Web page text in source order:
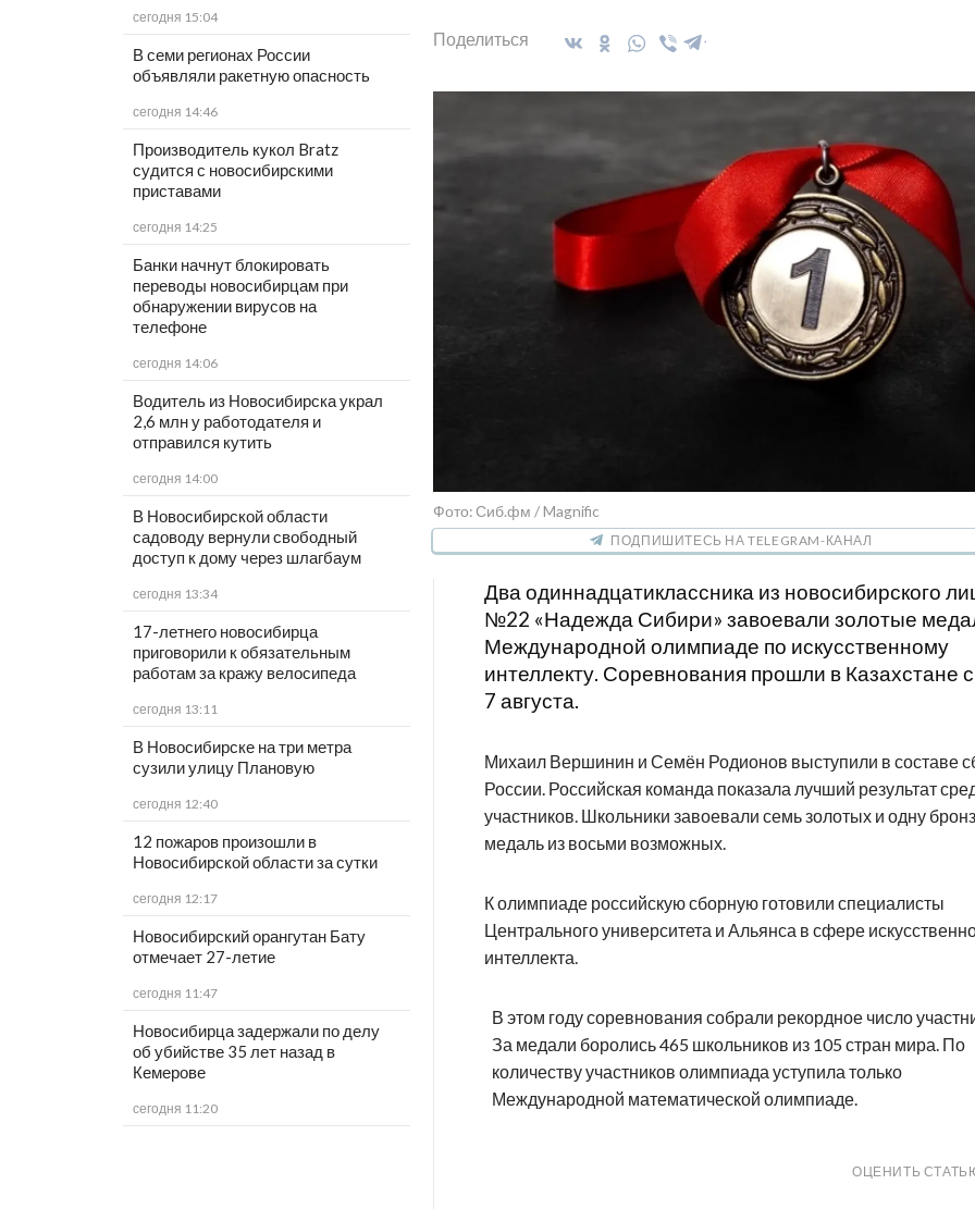
сегодня 15:04
В семи регионах России
объявляли ракетную опасность
сегодня 14:46
Производитель кукол Bratz
судится с новосибирскими
приставами
сегодня 14:25
Банки начнут блокировать
переводы новосибирцам при
обнаружении вирусов на
телефоне
сегодня 14:06
Водитель из Новосибирска украл
2,6 млн у работодателя и
отправился кутить
сегодня 14:00
В Новосибирской области
садоводу вернули свободный
доступ к дому через шлагбаум
сегодня 13:34
17-летнего новосибирца
приговорили к обязательным
работам за кражу велосипеда
сегодня 13:11
В Новосибирске на три метра
сузили улицу Плановую
сегодня 12:40
12 пожаров произошли в
Новосибирской области за сутки
сегодня 12:17
Новосибирский орангутан Бату
отмечает 27-летие
сегодня 11:47
Новосибирца задержали по делу
об убийстве 35 лет назад в
Кемерове
сегодня 11:20
Поделиться
Фото: Сиб.фм / Magnific
ПОДПИШИТЕСЬ НА TELEGRAM-КАНАЛ
Два одиннадцатиклассника из новосибирского
№22 «Надежда Сибири» завоевали золотые
Международной олимпиаде по искусственному
интеллекту. Соревнования прошли в Казахстане
7 августа.
Михаил Вершинин и Семён Родионов выступили в составе
России. Российская команда показала лучший результат
участников. Школьники завоевали семь золотых и одну
медаль из восьми возможных.
К олимпиаде российскую сборную готовили специалисты
Центрального университета и Альянса в сфере
интеллекта.
В этом году соревнования собрали рекордное число
За медали боролись 465 школьников из 105 стран мира. По
количеству участников олимпиада уступила только
Международной математической олимпиаде.
ОЦЕНИТЬ